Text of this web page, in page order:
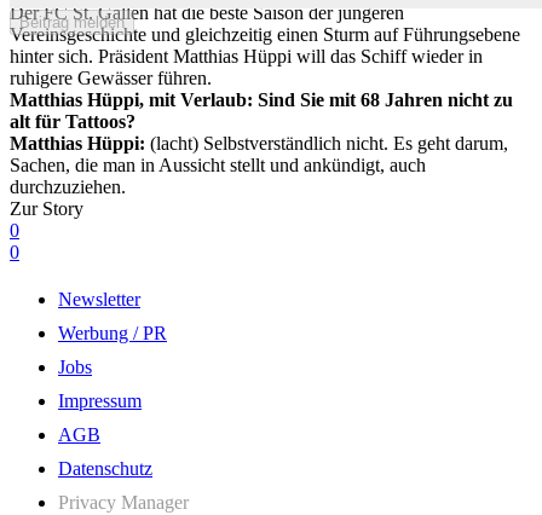
Beitrag melden
Der FC St. Gallen hat die beste Saison der jüngeren
Vereinsgeschichte und gleichzeitig einen Sturm auf Führungsebene
hinter sich. Präsident Matthias Hüppi will das Schiff wieder in
ruhigere Gewässer führen.
Matthias Hüppi, mit Verlaub: Sind Sie mit 68 Jahren nicht zu
alt für Tattoos?
Matthias Hüppi: (lacht) Selbstverständlich nicht. Es geht darum,
Sachen, die man in Aussicht stellt und ankündigt, auch
durchzuziehen.
Zur Story
0
0
Newsletter
Werbung / PR
Jobs
Impressum
AGB
Datenschutz
Privacy Manager